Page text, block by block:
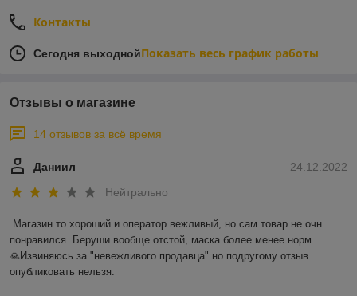
Контакты
Сегодня выходнойПоказать весь график работы
Отзывы о магазине
14 отзывов за всё время
24.12.2022
Даниил
Нейтрально
Магазин то хороший и оператор вежливый, но сам товар не очн
понравился. Беруши вообще отстой, маска более менее норм.
🙏Извиняюсь за "невежливого продавца" но подругому отзыв
опубликовать нельзя.